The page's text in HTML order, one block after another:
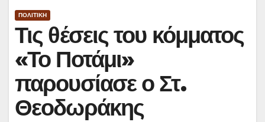
ΠΟΛΙΤΙΚΗ
Τις θέσεις του κόμματος
«Το Ποτάμι»
παρουσίασε ο Στ.
Θεοδωράκης